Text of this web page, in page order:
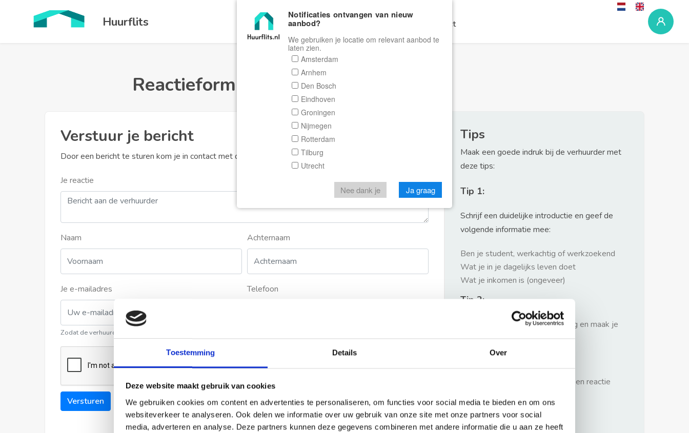
Toestemming Details Over
Deze website maakt gebruik van cookies
We gebruiken cookies om content en advertenties te personaliseren, om functies voor social media te bieden en om ons
websiteverkeer te analyseren. Ook delen we informatie over uw gebruik van onze site met onze partners voor social
media, adverteren en analyse. Deze partners kunnen deze gegevens combineren met andere informatie die u aan ze heeft
Huurflits Home Zoeken Contact
Reactieformulier Huurflits
Verstuur je bericht
Door een bericht te sturen kom je in contact met de aanbieder of makelaar van de woning.
Je reactie
Naam Achternaam
Je e-mailadres
Zodat de verhuurder contact met u kan opnemen
Telefoon
Versturen
Tips
Maak een goede indruk bij de verhuurder met
deze tips:
Tip 1:
Schrijf een duidelijke introductie en geef de
volgende informatie mee:
Ben je student, werkachtig of werkzoekend
Wat je in je dagelijks leven doet
Wat je inkomen is (ongeveer)
Tip 2:
Wees beleefd, niet te langdradig en maak je
verhaal kort
Wacht niet met reageren. Snel een reactie
Waarschuwing
Notificaties ontvangen van nieuw
aanbod?
We gebruiken je locatie om relevant aanbod te
laten zien.
Amsterdam
Arnhem
Den Bosch
Eindhoven
Groningen
Nijmegen
Rotterdam
Tilburg
Utrecht
Nee dank je Ja graag